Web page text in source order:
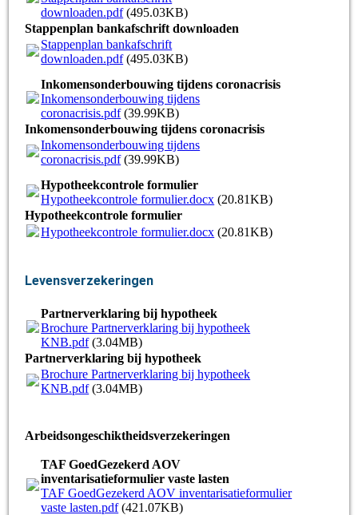
downloaden.pdf(495.03KB)
Stappenplan bankafschrift downloaden
Stappenplan bankafschrift
downloaden.pdf(495.03KB)
Inkomensonderbouwing tijdens coronacrisis
Inkomensonderbouwing tijdens
coronacrisis.pdf(39.99KB)
Inkomensonderbouwing tijdens coronacrisis
Inkomensonderbouwing tijdens
coronacrisis.pdf(39.99KB)
Hypotheekcontrole formulier
Hypotheekcontrole formulier.docx (20.81KB)
Hypotheekcontrole formulier
Hypotheekcontrole formulier.docx (20.81KB)
Levensverzekeringen
Partnerverklaring bij hypotheek
Brochure Partnerverklaring bij hypotheek
KNB.pdf(3.04MB)
Partnerverklaring bij hypotheek
Brochure Partnerverklaring bij hypotheek
KNB.pdf(3.04MB)
Arbeidsongeschiktheidsverzekeringen
TAF GoedGezekerd AOV
inventarisatieformulier vaste lasten
TAF GoedGezekerd AOV inventarisatieformulier
vaste lasten.pdf(421.07KB)